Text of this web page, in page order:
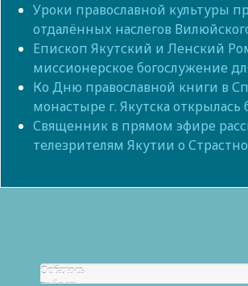
Уроки православной культуры
отдалённых наслегов
Епископ Якутский и Ленский
миссионерское богослужение
Ко Дню православной книги в
монастыре г. Якутска открылась
Священник в прямом эфире
телезрителям Якутии о
Собрано
Осталось